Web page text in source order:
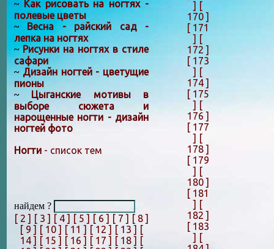
] [
170 ]
[ 171
] [
172 ]
[ 173
] [
174 ]
[ 175
] [
176 ]
[ 177
] [
178 ]
[ 179
] [
180 ]
[ 181
] [
182 ]
[ 183
] [
~ Как рисовать на ногтях -
полевые цветы
~ Весна - райский сад -
лепка на ногтях
~Рисунки на ногтях в стиле
сафари
~ Дизайн ногтей - цветущие
пионы
~ Цыганские мотивы в
выборе сюжета и
нарощенные ногти - дизайн
ногтей фото
Ногти - список тем
найдем ?
[ 2 ] [ 3 ] [ 4 ] [ 5 ] [ 6 ] [ 7 ] [ 8 ]
[ 9 ] [ 10 ] [ 11 ] [ 12 ] [ 13 ] [
14 ] [ 15 ] [ 16 ] [ 17 ] [ 18 ] [